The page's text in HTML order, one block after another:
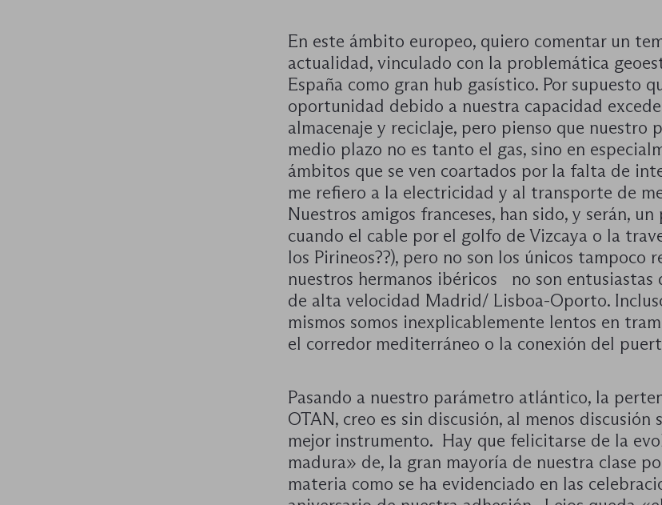
En este ámbito europeo, quiero comentar un
actualidad, vinculado con la problemática
España como gran hub gasístico. Por supuesto
oportunidad debido a nuestra capacidad
almacenaje y reciclaje, pero pienso que nuestro
medio plazo no es tanto el gas, sino en
ámbitos que se ven coartados por la falta de
me refiero a la electricidad y al transporte de
Nuestros amigos franceses, han sido, y serán, un
cuando el cable por el golfo de Vizcaya o la
los Pirineos??), pero no son los únicos tampoco
nuestros hermanos ibéricos no son entusiastas
de alta velocidad Madrid/ Lisboa-Oporto.
mismos somos inexplicablemente lentos en
el corredor mediterráneo o la conexión del
Pasando a nuestro parámetro atlántico, la
OTAN, creo es sin discusión, al menos discusión
mejor instrumento. Hay que felicitarse de la
madura» de, la gran mayoría de nuestra clase
materia como se ha evidenciado en las